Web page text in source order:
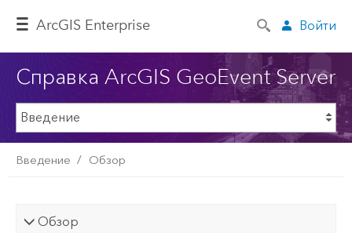
ArcGIS Enterprise Войти
Справка ArcGIS GeoEvent Server
Введение Обзор
Обзор